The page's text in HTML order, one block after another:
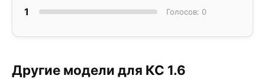
1 Голосов: 0
Другие модели для КС 1.6